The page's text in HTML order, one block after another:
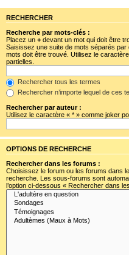
RECHERCHER
Recherche par mots-clés :
Placez un + devant un mot qui doit être
Saisissez une suite de mots séparés par
mots doit être trouvé. Utilisez le
partielles.
Rechercher tous les termes
Rechercher n’importe lequel de ces
Rechercher par auteur :
Utilisez le caractère « * » comme joker
OPTIONS DE RECHERCHE
Rechercher dans les forums :
Choisissez le forum ou les forums dans
recherche. Les sous-forums sont
l’option ci-dessous « Rechercher dans